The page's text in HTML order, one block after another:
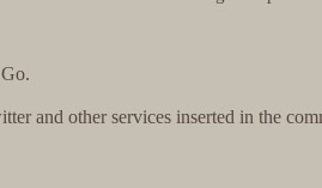
and other services inserted in the